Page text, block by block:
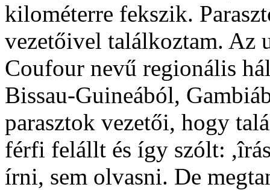
kilométerre fekszik.
vezetőivel találkoztam. Az
Coufour nevű regionális
Bissau-Guineából,
parasztok vezetői, hogy
férfi felállt és így szólt:
írni, sem olvasni. De